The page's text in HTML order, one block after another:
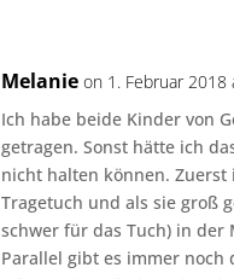
Melanie on 1. Februar 2018
Ich habe beide Kinder von
getragen. Sonst hätte ich
nicht halten können. Zuerst
Tragetuch und als sie groß
schwer für das Tuch) in der
Parallel gibt es immer noch